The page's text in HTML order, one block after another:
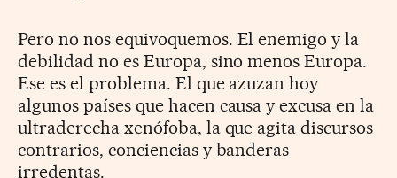
Pero no nos equivoquemos. El enemigo y la
debilidad no es Europa, sino menos Europa.
Ese es el problema. El que azuzan hoy
algunos países que hacen causa y excusa en la
ultraderecha xenófoba, la que agita discursos
contrarios, conciencias y banderas
irredentas.